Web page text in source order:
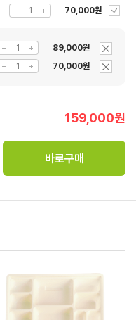
70,000원
89,000원
70,000원
159,000원
바로구매